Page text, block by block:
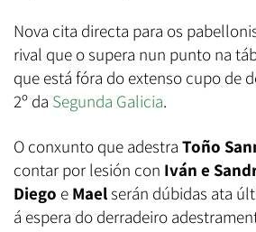
Nova cita directa para os
rival que o supera nun punto na
que está fóra do extenso cupo de
2º da Segunda Galicia.
O conxunto que adestra Toño
contar por lesión con Iván e
Diego e Maelserán dúbidas ata
á espera do derradeiro